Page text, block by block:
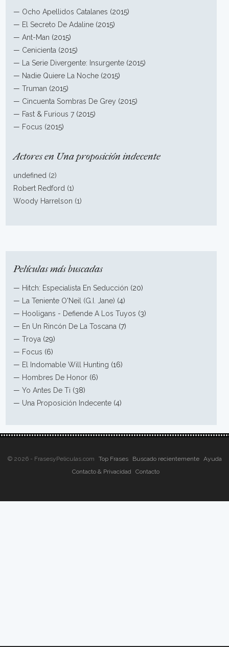
— Ocho Apellidos Catalanes (2015)
— El Secreto De Adaline (2015)
—Ant-Man (2015)
— Cenicienta (2015)
—
La Serie Divergente: Insurgente (2015)
— Nadie Quiere La Noche (2015)
—Truman (2015)
— Cincuenta Sombras De Grey (2015)
— Fast & Furious 7 (2015)
— Focus (2015)
Actores en Una proposición indecente
undefined (2)
Robert Redford (1)
Woody Harrelson (1)
Películas más buscadas
— Hitch: Especialista En Seducción (20)
—
La Teniente O'Neil (G.I. Jane) (4)
— Hooligans - Defiende A Los Tuyos (3)
— En Un Rincón De La Toscana (7)
—Troya (29)
— Focus (6)
— El Indomable Will Hunting (16)
— Hombres De Honor (6)
—Yo Antes De Ti (38)
— Una Proposición Indecente (4)
© 2026 - FrasesyPeliculas.com Top Frases Buscado recientemente
Ayuda
Contacto & Privacidad
Contacto